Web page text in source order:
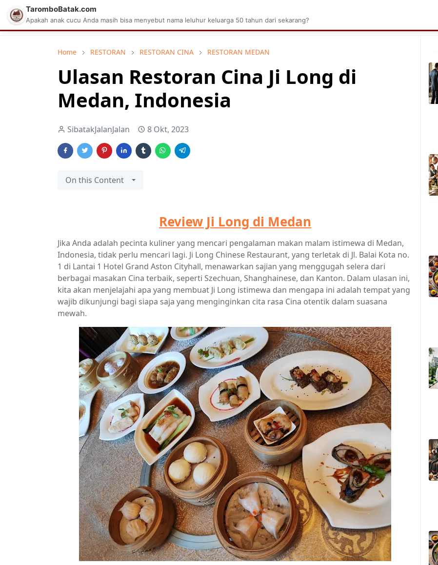
Matius Celcius Sinaga Aplikasi Pabrik Kelapa Sawit Tarombo Batak
Home RESTORAN RESTORAN CINA RESTORAN MEDAN
Ulasan Restoran Cina Ji Long di
Medan, Indonesia
SibatakJalanJalan 8 Okt, 2023
On this Content
Review Ji Long di Medan
Jika Anda adalah pecinta kuliner yang mencari pengalaman makan malam istimewa di Medan,
Indonesia, tidak perlu mencari lagi. Ji Long Chinese Restaurant, yang terletak di Jl. Balai Kota no.
1 di Lantai 1 Hotel Grand Aston Cityhall, menawarkan sajian yang menggugah selera dari
berbagai masakan Cina terbaik, seperti Szechuan, Shanghainese, dan Kanton. Dalam ulasan ini,
kita akan menjelajahi apa yang membuat Ji Long istimewa dan mengapa ini adalah tempat yang
wajib dikunjungi bagi siapa saja yang menginginkan cita rasa Cina otentik dalam suasana
mewah.
TaromboBatak.com
Apakah anak cucu Anda masih bisa menyebut nama leluhur keluarga 50 tahun dari sekarang?